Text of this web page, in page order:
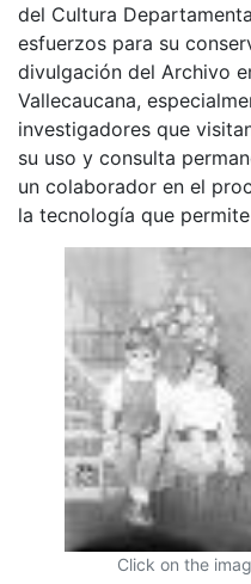
del Cultura
esfuerzos para su
divulgación del Archivo
Vallecaucana,
investigadores que
su uso y consulta
un colaborador en el
la tecnología que
Click on the